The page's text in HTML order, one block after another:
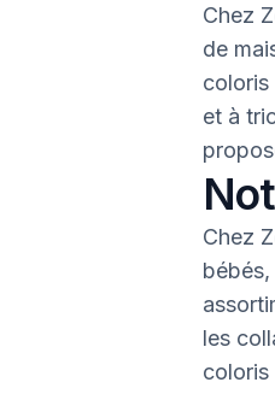
Chez
de
coloris
et à
Chez
les
coloris